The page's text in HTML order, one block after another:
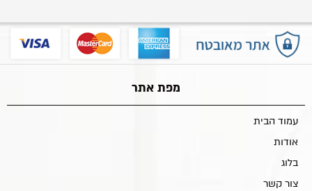
גובה - 105 ס"מ
מפת אתר
עמוד הבית
אודות
בלוג
צור קשר